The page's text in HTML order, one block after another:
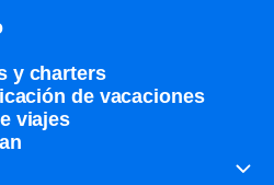
y charters​
de vacaciones
viajes